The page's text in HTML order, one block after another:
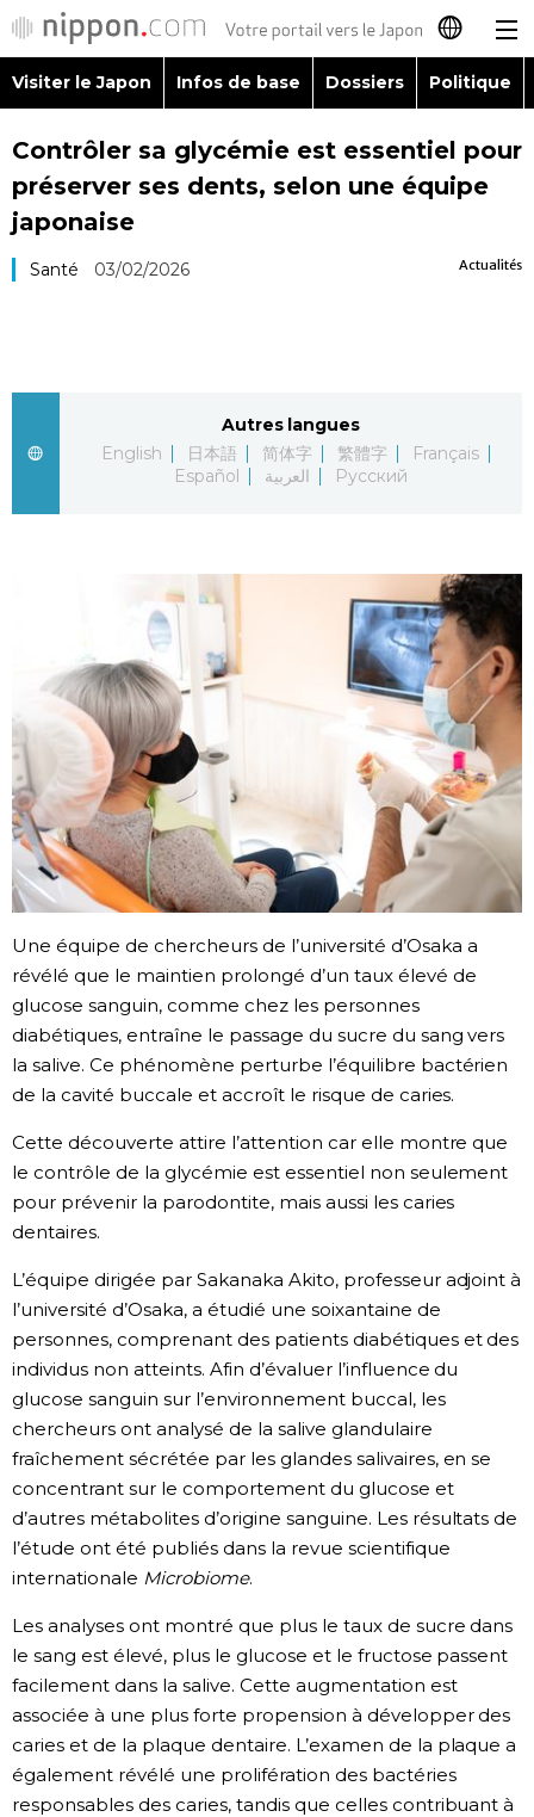
日本語
English
Русский
Visiter le Japon
Gastronomie
Le japonais
En plus
Données
Séries
Personnages
Images
Tokyo
official SNS
Visiter le Japon Infos de base Dossiers Politique
Contrôler sa glycémie est essentiel pour
préserver ses dents, selon une équipe
japonaise
Actualités
Santé 03/02/2026
Autres langues
English
日本語 简体字 繁體字
Français
Español
العربية Русский
Une équipe de chercheurs de l’université d’Osaka a
révélé que le maintien prolongé d’un taux élevé de
glucose sanguin, comme chez les personnes
diabétiques, entraîne le passage du sucre du sang vers
la salive. Ce phénomène perturbe l’équilibre bactérien
de la cavité buccale et accroît le risque de caries.
Cette découverte attire l’attention car elle montre que
le contrôle de la glycémie est essentiel non seulement
pour prévenir la parodontite, mais aussi les caries
dentaires.
L’équipe dirigée par Sakanaka Akito, professeur adjoint à
l’université d’Osaka, a étudié une soixantaine de
personnes, comprenant des patients diabétiques et des
individus non atteints. Afin d’évaluer l’influence du
glucose sanguin sur l’environnement buccal, les
chercheurs ont analysé de la salive glandulaire
fraîchement sécrétée par les glandes salivaires, en se
concentrant sur le comportement du glucose et
d’autres métabolites d’origine sanguine. Les résultats de
l’étude ont été publiés dans la revue scientifique
internationale Microbiome.
Les analyses ont montré que plus le taux de sucre dans
le sang est élevé, plus le glucose et le fructose passent
facilement dans la salive. Cette augmentation est
associée à une plus forte propension à développer des
caries et de la plaque dentaire. L’examen de la plaque a
également révélé une prolifération des bactéries
responsables des caries, tandis que celles contribuant à